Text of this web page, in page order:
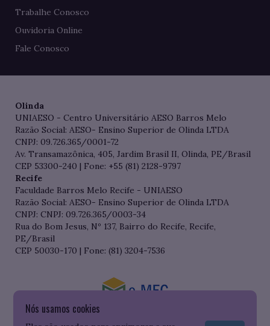
Nós usamos cookies
Trabalhe Conosco
Ouvidoria Online
Fale Conosco
Olinda
UNIAESO - Centro Universitário AESO Barros Melo
Razão Social: AESO- Ensino Superior de Olinda LTDA
CNPJ: 09.726.365/0001-72
Av. Transamazônica, 405, Jardim Brasil II, Olinda, PE/Brasil
CEP 53300-240 | Fone: +55 (81) 2128-9797
Recife
Faculdade Barros Melo Recife - UNIAESO
Razão Social: AESO- Ensino Superior de Olinda LTDA
CNPJ: CNPJ: 09.726.365/0003-34
Rua do Bom Jesus, Nº 137, Bairro do Recife, Recife,
PE/Brasil
CEP 50030-170 | Fone: (81) 3204-7536
Consulte o cadastro da Instituição no Sistema do e-MEC